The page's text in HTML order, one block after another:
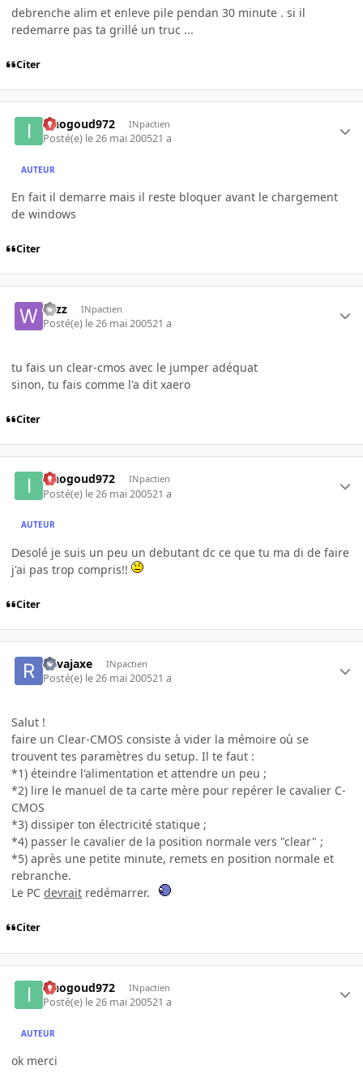
debrenche alim et enleve pile pendan 30 minute . si il
redemarre pas ta grillé un truc ...
Citer
iznogoud972 INpactien
Posté(e) le 26 mai 200521 a
AUTEUR
En fait il demarre mais il reste bloquer avant le chargement
de windows
Citer
wizz INpactien
Posté(e) le 26 mai 200521 a
tu fais un clear-cmos avec le jumper adéquat
sinon, tu fais comme l'a dit xaero
Citer
iznogoud972 INpactien
Posté(e) le 26 mai 200521 a
AUTEUR
Desolé je suis un peu un debutant dc ce que tu ma di de faire
j'ai pas trop compris!!
Citer
Ravajaxe INpactien
Posté(e) le 26 mai 200521 a
Salut !
faire un Clear-CMOS consiste à vider la mémoire où se
trouvent tes paramètres du setup. Il te faut :
*1) éteindre l'alimentation et attendre un peu ;
*2) lire le manuel de ta carte mère pour repérer le cavalier C-
CMOS
*3) dissiper ton électricité statique ;
*4) passer le cavalier de la position normale vers "clear" ;
*5) après une petite minute, remets en position normale et
rebranche.
Le PC devrait redémarrer.
Citer
iznogoud972 INpactien
Posté(e) le 26 mai 200521 a
AUTEUR
ok merci